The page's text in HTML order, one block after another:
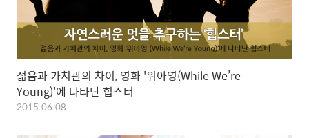
젊음과 가치관의 차이, 영화 '위아영(While We’re
Young)'에 나타난 힙스터
2015.06.08